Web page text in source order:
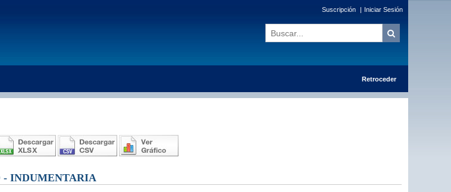
Suscripción | Iniciar Sesión
Retroceder
- INDUMENTARIA